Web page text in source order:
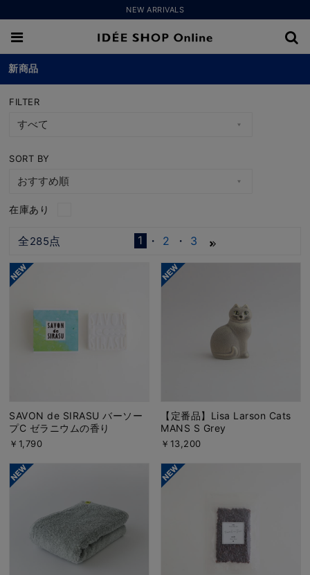
NEW ARRIVALS
新商品
FILTER
SORT BY
在庫あり
全285点 1 2 3
SAVON de SIRASU バーソー
プC ゼラニウムの香り
￥1,790
【定番品】Lisa Larson Cats
MANS S Grey
￥13,200